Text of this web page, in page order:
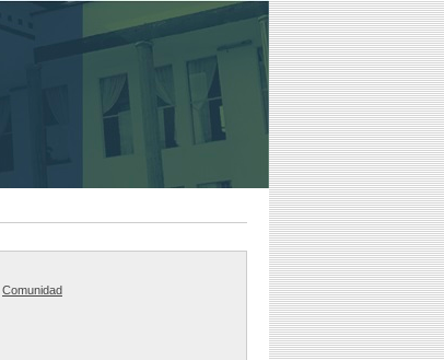
Comunidad